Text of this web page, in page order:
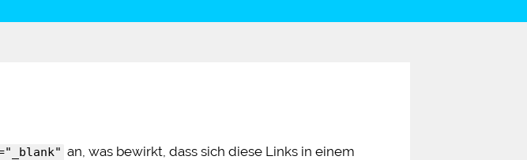
an, was bewirkt, dass sich diese Links in einem